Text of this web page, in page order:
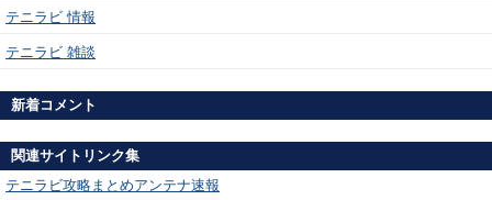
テニラビ 情報
テニラビ 雑談
新着コメント
関連サイトリンク集
テニラビ攻略まとめアンテナ速報